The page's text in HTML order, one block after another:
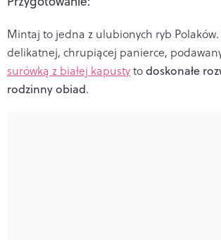
Mintaj to jedna z ulubionych ryb
delikatnej, chrupiącej panierce,
surówką z białej kapustytodoskonałe
rodzinny obiad.